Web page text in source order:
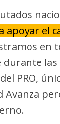
apoyar el
en
durante
PRO,
Avanza